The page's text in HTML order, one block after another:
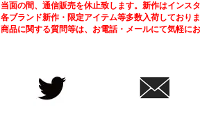
当面の間、通信販売を休止致します。新作はインス
各ブランド新作・限定アイテム等多数入荷しており
商品に関する質問等は、お電話・メールにて気軽に